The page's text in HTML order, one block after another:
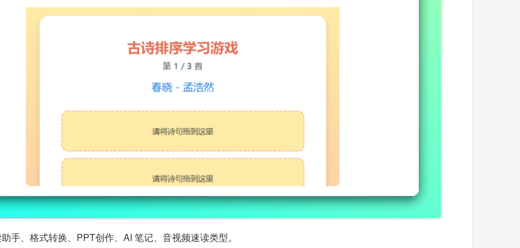
手、格式转换、PPT创作、AI 笔记、音视频速读类型。